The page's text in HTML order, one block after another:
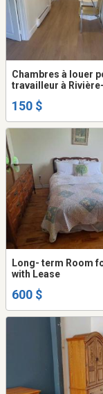
Chambres à louer
travailleur à
150 $
Long- term Room
with Lease
600 $